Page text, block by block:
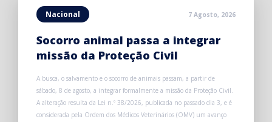
Nacional 7 Agosto, 2026
Socorro animal passa a integrar
missão da Proteção Civil
A busca, o salvamento e o socorro de animais passam, a partir de
sábado, 8 de agosto, a integrar formalmente a missão da Proteção Civil.
A alteração resulta da Lei n.º 38/2026, publicada no passado dia 3, e é
considerada pela Ordem dos Médicos Veterinários (OMV) um avanço